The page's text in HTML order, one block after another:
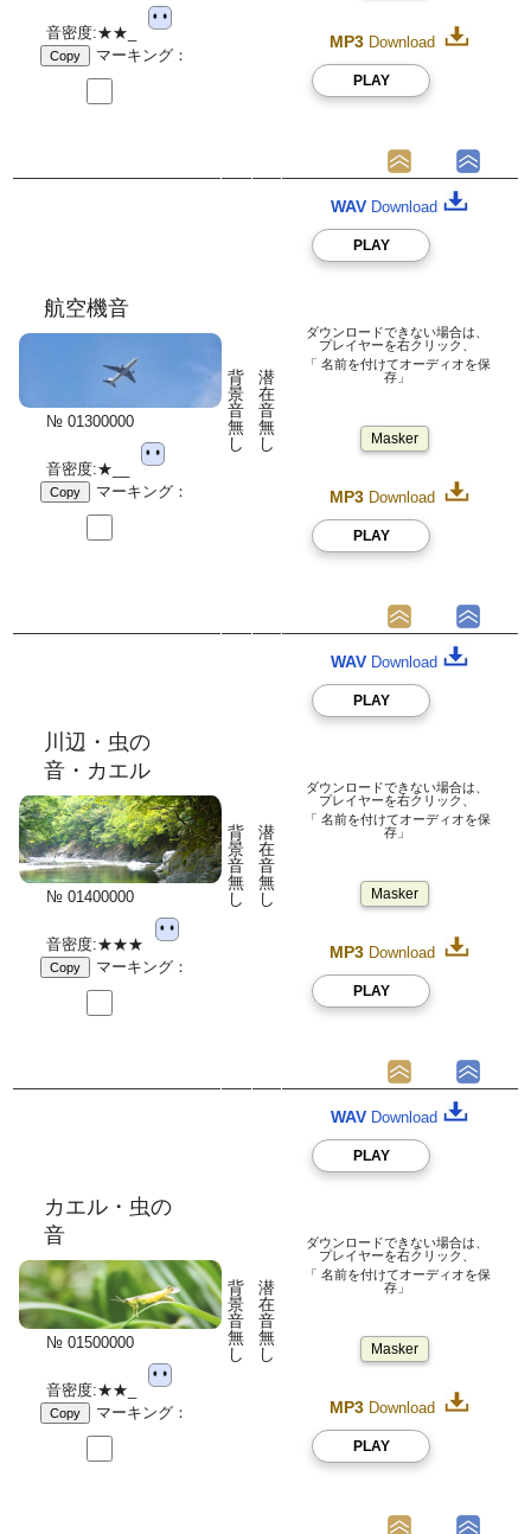
音密度:★★_
Copy マーキング：
MP3 Download
PLAY
航空機音
№ 01300000
音密度:★__
Copy マーキング：
背
景
音
無
し
潜
在
音
無
し
WAV Download
PLAY
ダウンロードできない場合は、
プレイヤーを右クリック、
「 名前を付けてオーディオを保
存」
Masker
MP3 Download
PLAY
川辺・虫の
音・カエル
№ 01400000
音密度:★★★
Copy マーキング：
背
景
音
無
し
潜
在
音
無
し
WAV Download
PLAY
ダウンロードできない場合は、
プレイヤーを右クリック、
「 名前を付けてオーディオを保
存」
Masker
MP3 Download
PLAY
カエル・虫の
音
№ 01500000
音密度:★★_
Copy マーキング：
背
景
音
無
し
潜
在
音
無
し
WAV Download
PLAY
ダウンロードできない場合は、
プレイヤーを右クリック、
「 名前を付けてオーディオを保
存」
Masker
MP3 Download
PLAY